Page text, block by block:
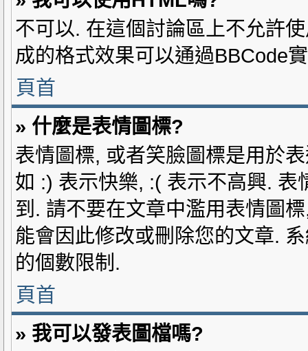
不可以. 在這個討論區上不允許
成的格式效果可以通過BBCode
頁首
» 什麼是表情圖標?
表情圖標, 或者笑臉圖標是用於
如 :) 表示快樂, :( 表示不高興.
到. 請不要在文章中濫用表情圖
能會因此修改或刪除您的文章.
的個數限制.
頁首
» 我可以發表圖檔嗎?